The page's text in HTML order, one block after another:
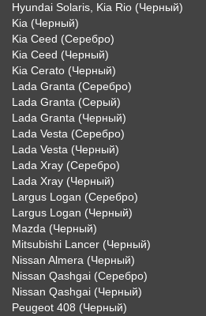
Hyundai Solaris, Kia Rio (Черный)
Kia (Черный)
Kia Ceed (Серебро)
Kia Ceed (Черный)
Kia Cerato (Черный)
Lada Granta (Серебро)
Lada Granta (Серый)
Lada Granta (Черный)
Lada Vesta (Серебро)
Lada Vesta (Черный)
Lada Xray (Серебро)
Lada Xray (Черный)
Largus Logan (Серебро)
Largus Logan (Черный)
Mazda (Черный)
Mitsubishi Lancer (Черный)
Nissan Almera (Черный)
Nissan Qashgai (Серебро)
Nissan Qashgai (Черный)
Peugeot 408 (Черный)